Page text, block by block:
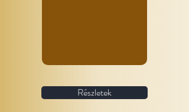
Részletek